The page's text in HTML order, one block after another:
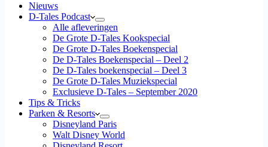
Nieuws
D-Tales Podcast
Alle afleveringen
De Grote D-Tales Kookspecial
De Grote D-Tales Boekenspecial
De D-Tales Boekenspecial – Deel 2
De D-Tales boekenspecial – Deel 3
De Grote D-Tales Muziekspecial
Exclusieve D-Tales – September 2020
Tips & Tricks
Parken & Resorts
Disneyland Paris
Walt Disney World